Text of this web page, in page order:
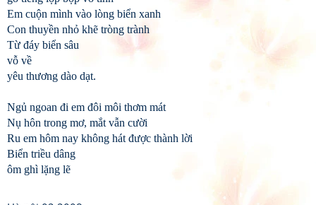
Em cuộn mình vào lòng biển xanh
Con thuyền nhỏ khẽ tròng trành
Từ đáy biển sâu
vỗ về
yêu thương dào dạt.
Ngủ ngoan đi em đôi môi thơm mát
Nụ hôn trong mơ, mắt vẫn cười
Ru em hôm nay không hát được thành lời
Biển triều dâng
ôm ghì lặng lẽ